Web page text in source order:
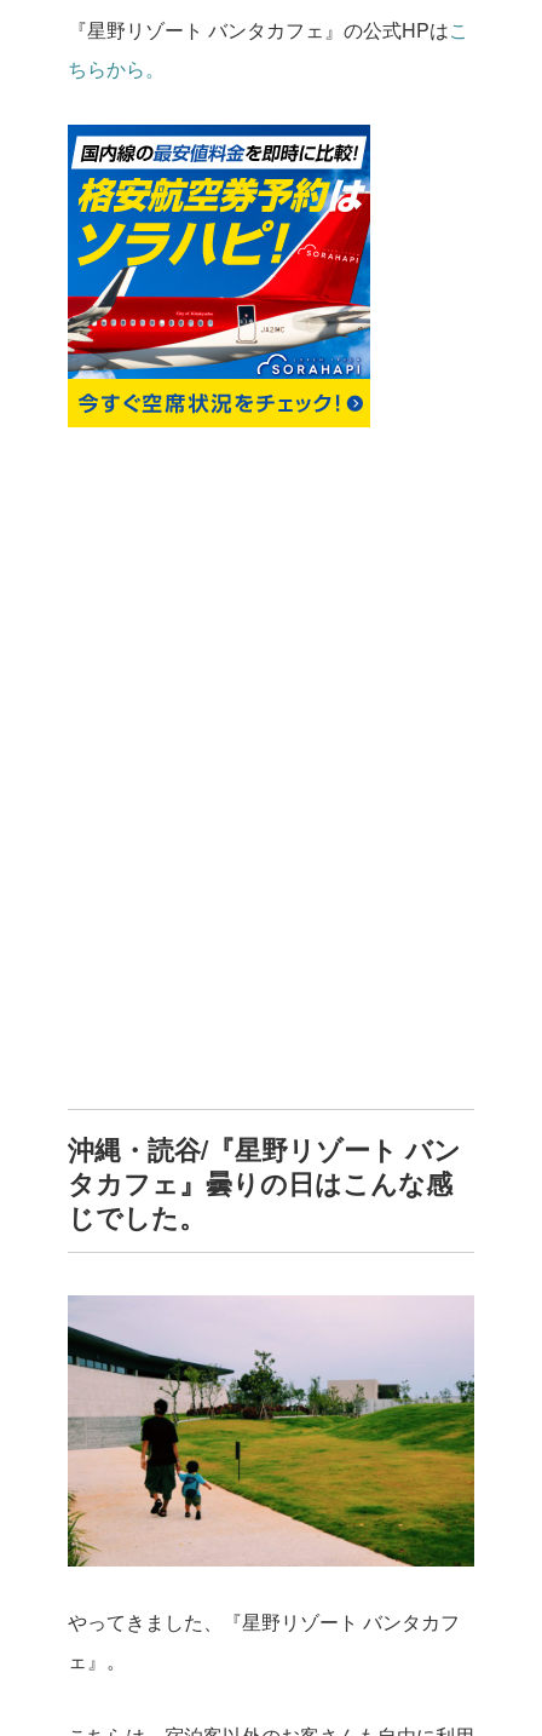
『星野リゾート バンタカフェ』の公式HPはこ
ちらから。
沖縄・読谷/『星野リゾート バン
タカフェ』曇りの日はこんな感
じでした。
やってきました、『星野リゾート バンタカフ
ェ』。